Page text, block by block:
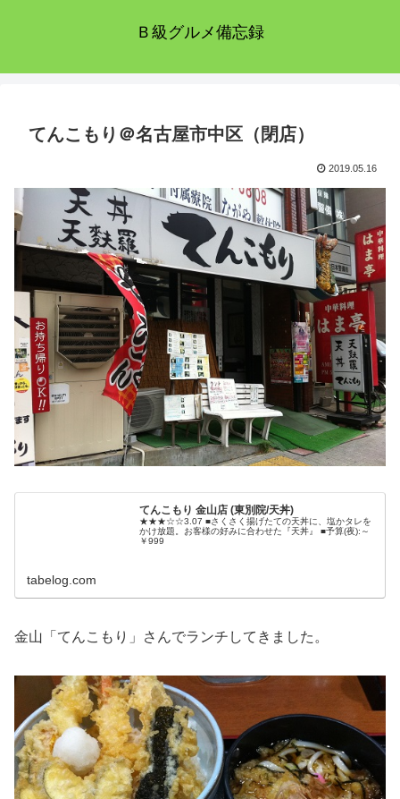
Ｂ級グルメ備忘録
てんこもり＠名古屋市中区（閉店）
2019.05.16
てんこもり 金山店 (東別院/天丼)
★★★☆☆3.07 ■さくさく揚げたての天丼に、塩かタレを
かけ放題。お客様の好みに合わせた『天丼』 ■予算(夜):～
￥999
tabelog.com
金山「てんこもり」さんでランチしてきました。